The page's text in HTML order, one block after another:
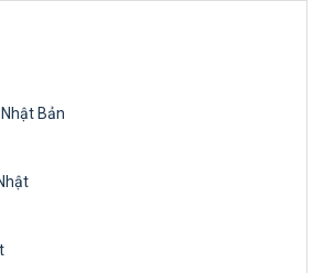
Bản